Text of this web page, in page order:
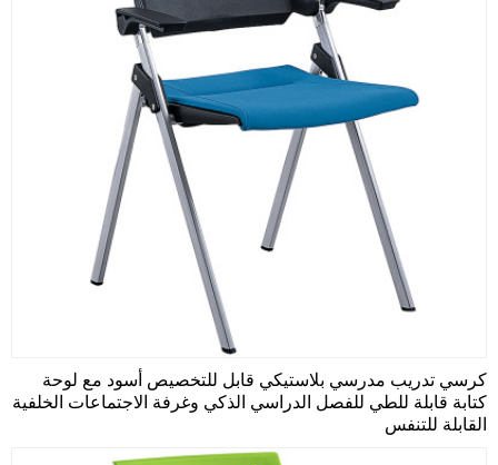
كرسي تدريب مدرسي بلاستيكي قابل للتخصيص أسود مع لوحة
كتابة قابلة للطي للفصل الدراسي الذكي وغرفة الاجتماعات الخلفية
القابلة للتنفس